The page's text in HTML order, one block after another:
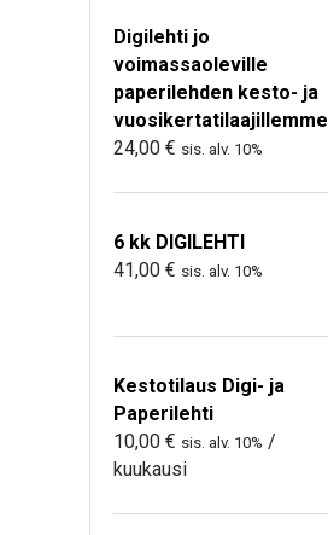
Digilehti jo
voimassaoleville
paperilehden kesto- ja
vuosikertatilaajillemme
24,00 € sis. alv. 10%
6 kk DIGILEHTI
41,00 € sis. alv. 10%
Kestotilaus Digi- ja
Paperilehti
10,00 € sis. alv. 10% /
kuukausi